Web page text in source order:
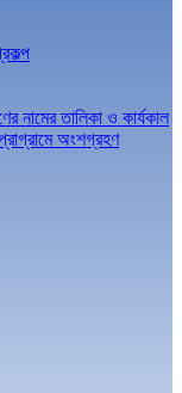
নামের তালিকা ও কার্যকাল
অংশগ্রহণ